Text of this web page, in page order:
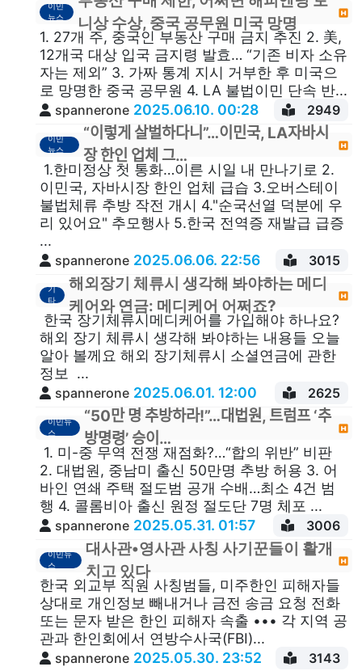
이민
뉴스
니상 수상, 중국 공무원 미국 망명
1. 27개 주, 중국인 부동산 구매 금지 추진 2. 美,
12개국 대상 입국 금지령 발효… “기존 비자 소유
자는 제외” 3. 가짜 통계 지시 거부한 후 미국으
로 망명한 중국 공무원 4. LA 불법이민 단속 반...
spannerone 2025.06.10. 00:28 2949
이민
뉴스
“이렇게 살벌하다니”…이민국, LA자바시
장 한인 업체 그…
1.한미정상 첫 통화…이른 시일 내 만나기로 2.
이민국, 자바시장 한인 업체 급습 3.오버스테이
불법체류 추방 작전 개시 4."순국선열 덕분에 우
리 있어요" 추모행사 5.한국 전역증 재발급 급증
...
spannerone 2025.06.06. 22:56 3015
기
타
해외장기 체류시 생각해 봐야하는 메디
케어와 연금: 메디케어 어쩌죠?
한국 장기체류시메디케어를 가입해야 하나요?
해외 장기 체류시 생각해 봐야하는 내용들 오늘
알아 볼께요 해외 장기체류시 소셜연금에 관한
정보 ...
spannerone 2025.06.01. 12:00 2625
이민뉴
스
“50만 명 추방하라!”…대법원, 트럼프 ‘추
방명령’ 승이…
1. 미-중 무역 전쟁 재점화?…“합의 위반” 비판
2. 대법원, 중남미 출신 50만명 추방 허용 3. 어
바인 연쇄 주택 절도범 공개 수배…최소 4건 범
행 4. 콜롬비아 출신 원정 절도단 7명 체포 ...
spannerone 2025.05.31. 01:57 3006
이민뉴
스
대사관•영사관 사칭 사기꾼들이 활개
치고 있다
한국 외교부 직원 사칭범들, 미주한인 피해자들
상대로 개인정보 빼내거나 금전 송금 요청 전화
또는 문자 받은 한인 피해자 속출 ••• 각 지역 공
관과 한인회에서 연방수사국(FBI)...
spannerone 2025.05.30. 23:52 3143